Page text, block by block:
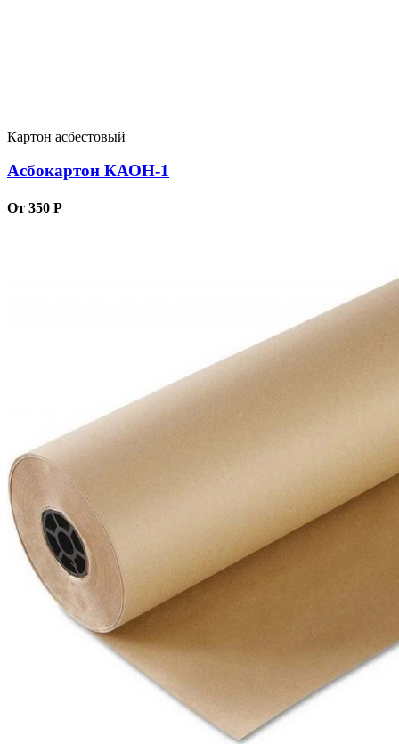
Картон асбестовый
Асбокартон КАОН-1
От 350 Р